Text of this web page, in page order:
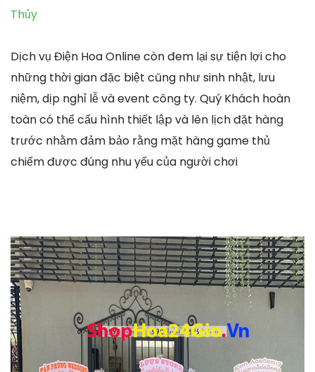
Thủy
Dịch vụ Điện Hoa Online còn đem lại sự tiện lợi cho
những thời gian đặc biệt cũng như sinh nhật, lưu
niệm, dịp nghỉ lễ và event công ty. Quý Khách hoàn
toàn có thể cấu hình thiết lập và lên lịch đặt hàng
trước nhằm đảm bảo rằng mặt hàng game thủ
chiếm được đúng nhu yếu của người chơi